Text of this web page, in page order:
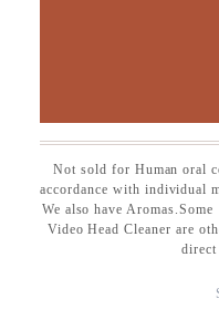
Not sold for Human oral
accordance with individual
We also have
Video Head Cleaner are
direct